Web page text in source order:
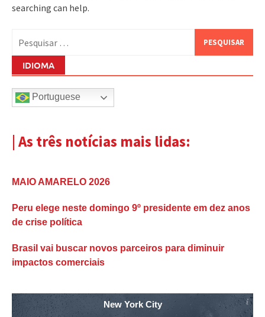
searching can help.
por:
IDIOMA
Portuguese
| As três notícias mais lidas:
MAIO AMARELO 2026
Peru elege neste domingo 9º presidente em dez anos
de crise política
Brasil vai buscar novos parceiros para diminuir
impactos comerciais
New York City